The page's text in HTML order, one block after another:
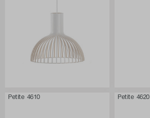
Petite 4610 Petite 4620